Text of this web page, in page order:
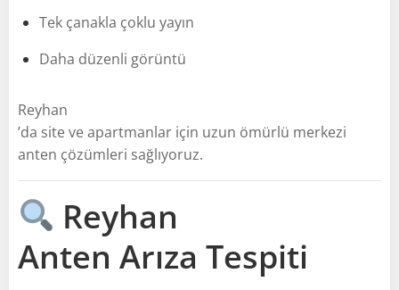
Tek çanakla çoklu yayın
Daha düzenli görüntü
Reyhan
’da site ve apartmanlar için uzun ömürlü merkezi
anten çözümleri sağlıyoruz.
Reyhan
Anten Arıza Tespiti